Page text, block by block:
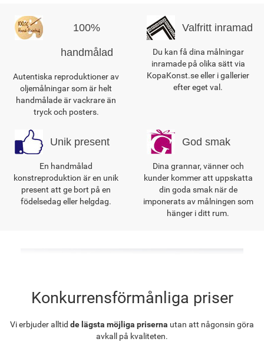
100%
handmålad
Autentiska reproduktioner av
oljemålningar som är helt
handmålade är vackrare än
tryck och posters.
Valfritt inramad
Du kan få dina målningar
inramade på olika sätt via
KopaKonst.se eller i gallerier
efter eget val.
Unik present
En handmålad
konstreproduktion är en unik
present att ge bort på en
födelsedag eller helgdag.
God smak
Dina grannar, vänner och
kunder kommer att uppskatta
din goda smak när de
imponerats av målningen som
hänger i ditt rum.
Konkurrensförmånliga priser
Vi erbjuder alltid de lägsta möjliga priserna utan att någonsin göra
avkall på kvaliteten.